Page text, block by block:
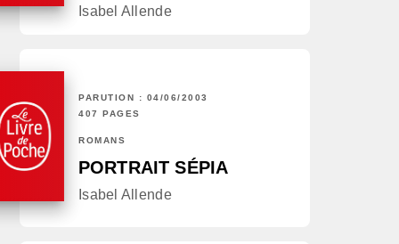
Isabel Allende
PARUTION : 04/06/2003
407 PAGES
ROMANS
PORTRAIT SÉPIA
Isabel Allende